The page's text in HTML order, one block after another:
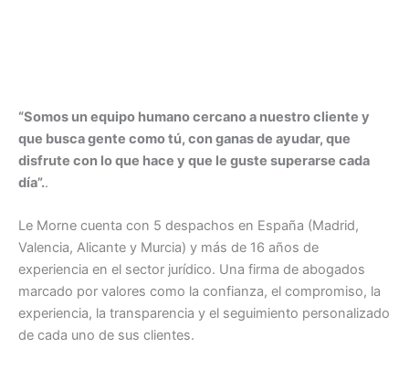
“Somos un equipo humano cercano a nuestro cliente y
que busca gente como tú, con ganas de ayudar, que
disfrute con lo que hace y que le guste superarse cada
día”..
Le Morne cuenta con 5 despachos en España (Madrid,
Valencia, Alicante y Murcia) y más de 16 años de
experiencia en el sector jurídico. Una firma de abogados
marcado por valores como la confianza, el compromiso, la
experiencia, la transparencia y el seguimiento personalizado
de cada uno de sus clientes.